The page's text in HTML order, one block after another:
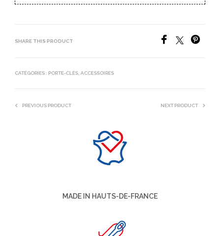
SHARE THIS PRODUCT
CATÉGORIES : PORTE-CLÉS ACCESSOIRES
PREVIOUS PRODUCT NEXT PRODUCT
MADE IN HAUTS-DE-FRANCE